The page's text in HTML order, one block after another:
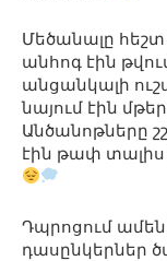
Մեծանալը հեշտ
անհոգ էին
անցանկալի
նայում էին
Անծանոթները
էին թափ տալիս
Դպրոցում
դասընկերներ